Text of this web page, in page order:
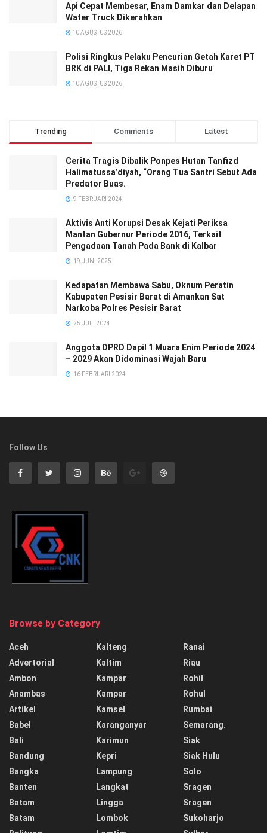
Api Cepat Membesar, Enam Damkar dan Delapan
Water Truck Dikerahkan
10 AGUSTUS 2026
Polisi Ringkus Pelaku Pencurian Getah Karet PT
BRK di PALI, Tiga Rekan Masih Diburu
10 AGUSTUS 2026
Trending Comments Latest
Cerita Tragis Dibalik Ponpes Hutan Tanfizd
Halimatussa’diyah, “Orang Tua Santri Sebut Ada
Predator Buas.
9 FEBRUARI 2024
Aktivis Anti Korupsi Desak Kejati Periksa
Mantan Gubernur Periode 2016, Terkait
Pengadaan Tanah Pada Bank di Kalbar
19 JUNI 2025
Kedapatan Membawa Sabu, Oknum Peratin
Kabupaten Pesisir Barat di Amankan Sat
Narkoba Polres Pesisir Barat
25 JULI 2024
Anggota DPRD Dapil 1 Muara Enim Periode 2024
– 2029 Akan Didominasi Wajah Baru
16 FEBRUARI 2024
Follow Us
Browse by Category
Aceh
Advertorial
Ambon
Anambas
Artikel
Babel
Bali
Bandung
Bangka
Banten
Batam
Batam
Kalteng
Kaltim
Kampar
Kampar
Kamsel
Karanganyar
Karimun
Kepri
Lampung
Langkat
Lingga
Lombok
Ranai
Riau
Rohil
Rohul
Rumbai
Semarang.
Siak
Siak Hulu
Solo
Sragen
Sragen
Sukoharjo